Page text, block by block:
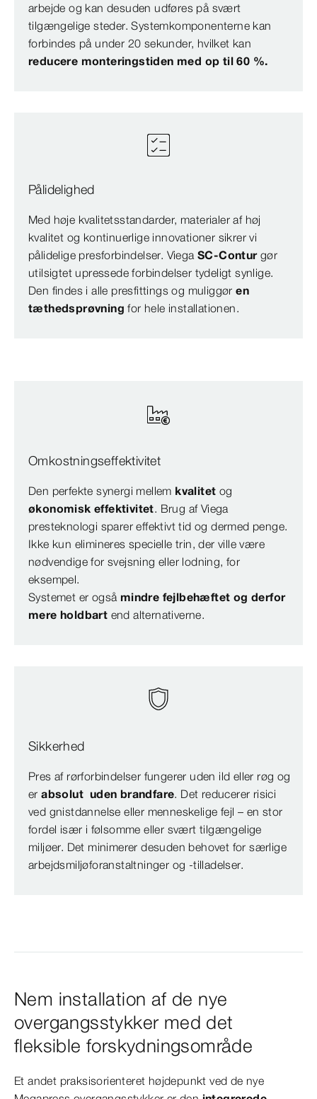
arbejde og kan desuden udføres på svært
tilgængelige steder. Systemkomponenterne kan
forbindes på under 20 sekunder, hvilket kan
reducere monteringstiden med op til 60 %.
Pålidelighed
Med høje kvalitetsstandarder, materialer af høj
kvalitet og kontinuerlige innovationer sikrer vi
pålidelige presforbindelser. Viega SC-Conturgør
utilsigtet upressede forbindelser tydeligt synlige.
Den findes i alle presfittings og muliggøren
tæthedsprøvningfor hele installationen.
Omkostningseffektivitet
Den perfekte synergi mellem kvalitet og
økonomisk effektivitet. Brug af Viega
presteknologi sparer effektivt tid og dermed penge.
Ikke kun elimineres specielle trin, der ville være
nødvendige for svejsning eller lodning, for
eksempel.
Systemet er også mindre fejlbehæftet og derfor
mere holdbart end alternativerne.
Sikkerhed
Pres af rørforbindelser fungerer uden ild eller røg og
erabsolut uden brandfare. Det reducerer risici
ved gnistdannelse eller menneskelige fejl – en stor
fordel især i følsomme eller svært tilgængelige
miljøer. Det minimerer desuden behovet for særlige
arbejdsmiljøforanstaltninger og -tilladelser.
Nem installation af de nye
overgangsstykker med det
fleksible forskydningsområde
Et andet praksisorienteret højdepunkt ved de nye